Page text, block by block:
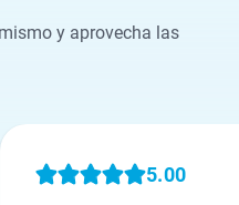
y aprovecha las
5.00